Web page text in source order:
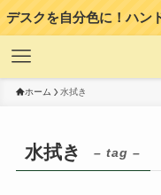
デスクを自分色に！ハン
ホーム 水拭き
水拭き – tag –